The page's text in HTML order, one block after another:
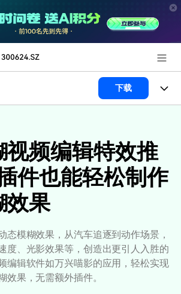
线：4000-300624
下载
视频编辑特效推
件也能轻松制作
效果
态模糊效果，从汽车追逐到动作场景，
度、光影效果等，创造出更引人入胜的
编辑软件如万兴喵影的应用，轻松实现
效果，无需额外插件。